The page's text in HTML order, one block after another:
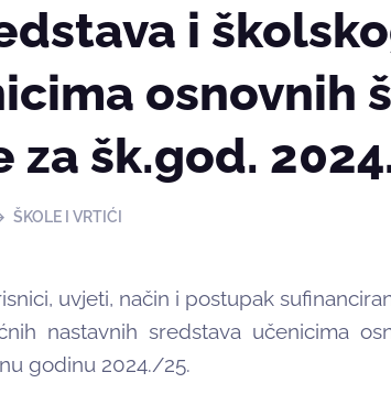
i
osnovnih
za šk.god.
ŠKOLE I VRTIĆI
uvjeti, način i postupak
nastavnih sredstava učenicima
godinu 2024./25.